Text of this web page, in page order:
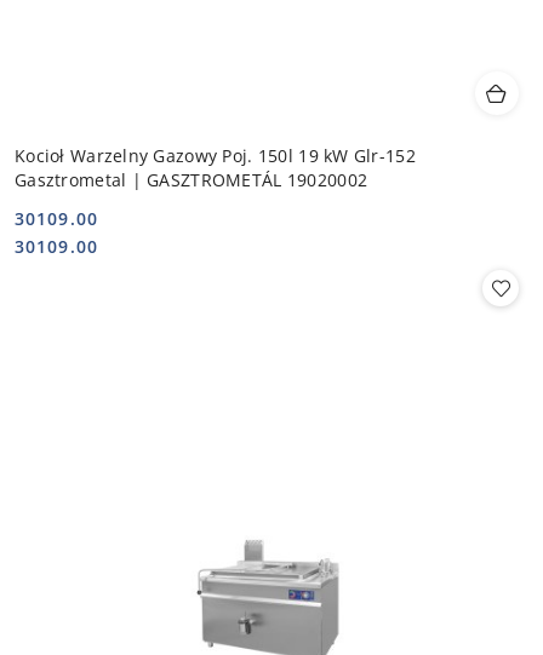
Kocioł Warzelny Gazowy Poj. 150l 19 kW Glr-152
Gasztrometal | GASZTROMETÁL 19020002
Cena:
30109.00
Cena:
30109.00